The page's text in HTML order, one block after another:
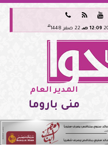



12:09 صـ 22 صفر 1448 هـ
المدير العام
منى باروما